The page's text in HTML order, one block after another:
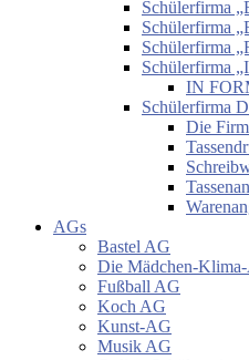
Schülerfirma
Schülerfirma
Schülerfirma
Schülerfirma
IN
Schülerfirma
Die
AGs
Bastel AG
Die Mädchen-
Fußball AG
Koch AG
Kunst-AG
Musik AG